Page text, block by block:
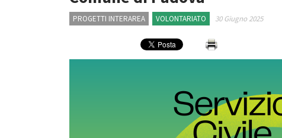
PROGETTI INTERAREA VOLONTARIATO 30 Giugno 2025